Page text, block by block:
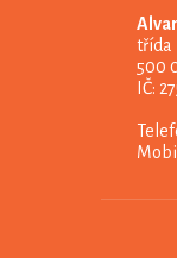
třída
500
IČ: